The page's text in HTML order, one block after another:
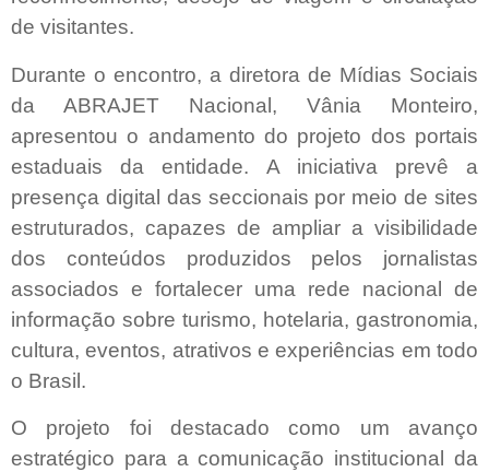
de visitantes.
Durante o encontro, a diretora de Mídias Sociais
da ABRAJET Nacional, Vânia Monteiro,
apresentou o andamento do projeto dos portais
estaduais da entidade. A iniciativa prevê a
presença digital das seccionais por meio de sites
estruturados, capazes de ampliar a visibilidade
dos conteúdos produzidos pelos jornalistas
associados e fortalecer uma rede nacional de
informação sobre turismo, hotelaria, gastronomia,
cultura, eventos, atrativos e experiências em todo
o Brasil.
O projeto foi destacado como um avanço
estratégico para a comunicação institucional da